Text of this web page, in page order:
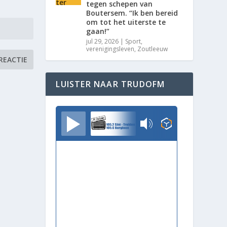
tegen schepen van
Boutersem. “Ik ben bereid
om tot het uiterste te
gaan!”
jul 29, 2026 | Sport,
verenigingsleven, Zoutleeuw
LUISTER NAAR TRUDOFM
TrudoFM